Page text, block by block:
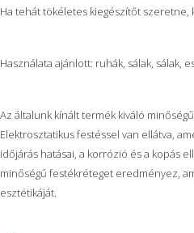
Ha tehát tökéletes kiegészítőt szeretne,
Használata ajánlott: ruhák, sálak, sálak,
Az általunk kínált termék kiváló
Elektrosztatikus festéssel van ellátva,
időjárás hatásai, a korrózió és a kopás
minőségű festékréteget eredményez,
esztétikáját.